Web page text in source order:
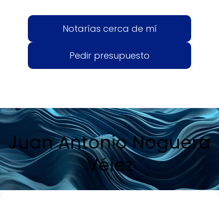
Notarías cerca de mí
Pedir presupuesto
Juan Antonio Noguera
Vélez